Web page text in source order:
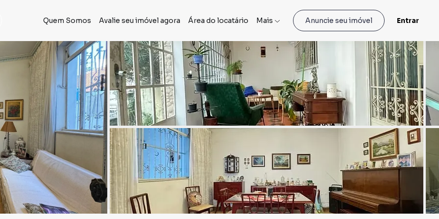
Quem Somos Avalie seu imóvel agora Área do locatário Mais Anuncie seu imóvel Entrar